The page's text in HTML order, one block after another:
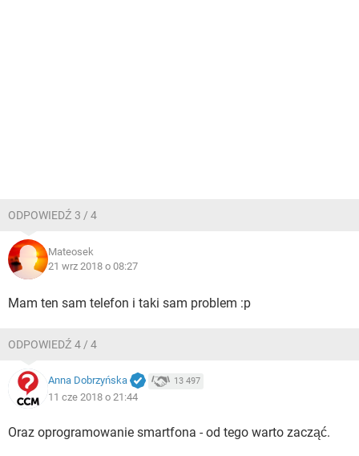
ODPOWIEDŹ 3 / 4
Mateosek
21 wrz 2018 o 08:27
Mam ten sam telefon i taki sam problem :p
ODPOWIEDŹ 4 / 4
Anna Dobrzyńska 13 497
11 cze 2018 o 21:44
Oraz oprogramowanie smartfona - od tego warto zacząć.